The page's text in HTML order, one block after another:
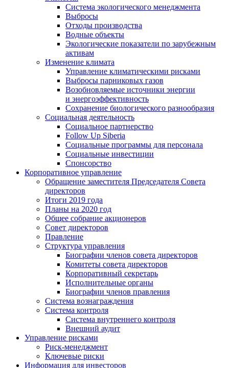
Система экологического менеджмента
Выбросы
Отходы производства
Водные объекты
Экологические показатели по зарубежным
активам
Изменение климата
Управление климатическими рисками
Выбросы парниковых газов
Возобновляемые источники энергии
и энергоэффективность
Сохранение биологического разнообразия
Социальная деятельность
Социальное партнерство
Follow Up Siberia
Социальные программы для персонала
Социальные инвестиции
Спонсорство
Корпоративное управление
Обращение заместителя Председателя Совета
директоров
Итоги 2019 года
Планы на 2020 год
Общее собрание акционеров
Совет директоров
Правление
Структура управления
Биографии членов совета директоров
Комитеты совета директоров
Корпоративный секретарь
Исполнительные органы
Биографии членов правления
Система вознаграждения
Система контроля
Система внутреннего контроля
Внешний аудит
Управление рисками
Риск-менеджмент
Ключевые риски
Информация для инвесторов